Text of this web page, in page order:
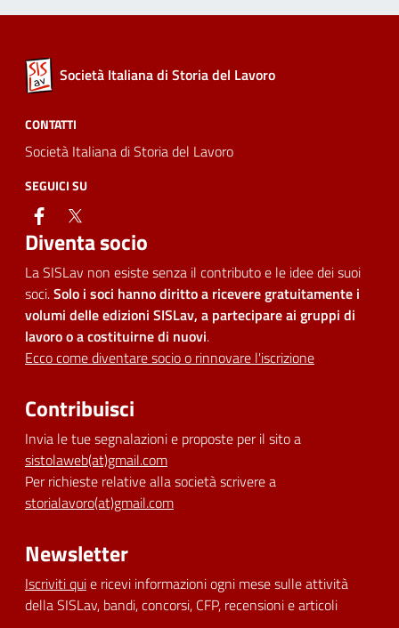
Società Italiana di Storia del Lavoro
CONTATTI
Società Italiana di Storia del Lavoro
SEGUICI SU
facebook
Diventa socio
La SISLav non esiste senza il contributo e le idee dei suoi
soci.Solo i soci hanno diritto a ricevere gratuitamente i
volumi delle edizioni SISLav, a partecipare ai gruppi di
lavoro o a costituirne di nuovi.
Ecco come diventare socio o rinnovare l'iscrizione
Contribuisci
Invia le tue segnalazioni e proposte per il sito a
sistolaweb(at)gmail.com
Per richieste relative alla società scrivere a
storialavoro(at)gmail.com
Newsletter
Iscriviti quie ricevi informazioni ogni mese sulle attività
della SISLav, bandi, concorsi, CFP, recensioni e articoli